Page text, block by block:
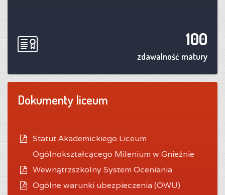
100
zdawalność matury
Dokumenty liceum
Statut Akademickiego Liceum
Ogólnokształcącego Milenium w Gnieźnie
Wewnątrzszkolny System Oceniania
Ogólne warunki ubezpieczenia (OWU)